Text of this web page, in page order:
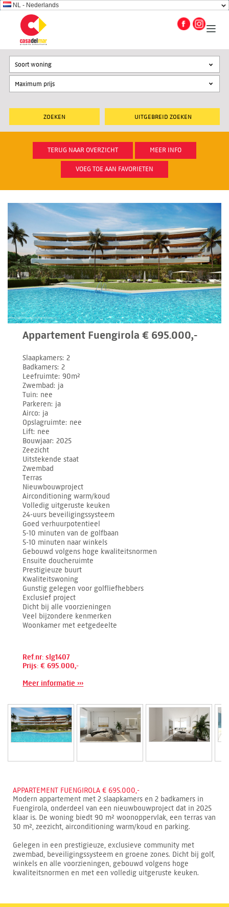
NL - Nederlands
UITGEBREID ZOEKEN
Soort woning
TERUG NAAR OVERZICHT MEER INFO
VOEG TOE AAN FAVORIETEN
Appartement Fuengirola € 695.000,-
Slaapkamers 2
Badkamers 2
Leefruimte 90m²
Zwembad ja
Tuin nee
Parkeren ja
Airco ja
Opslagruimte nee
Lift nee
Bouwjaar 2025
Zeezicht
Uitstekende staat
Zwembad
Terras
Nieuwbouwproject
Airconditioning warm/koud
Volledig uitgeruste keuken
24-uurs beveiligingssysteem
Goed verhuurpotentieel
5-10 minuten van de golfbaan
5-10 minuten naar winkels
Gebouwd volgens hoge kwaliteitsnormen
Ensuite doucheruimte
Prestigieuze buurt
Kwaliteitswoning
Gunstig gelegen voor golfliefhebbers
Exclusief project
Dicht bij alle voorzieningen
Veel bijzondere kenmerken
Woonkamer met eetgedeelte
Ref.nr: slg1407
Prijs: € 695.000,-
Meer informatie ›››
APPARTEMENT FUENGIROLA € 695.000,-
Modern appartement met 2 slaapkamers en 2 badkamers in
Fuengirola, onderdeel van een nieuwbouwproject dat in 2025
klaar is. De woning biedt 90 m² woonoppervlak, een terras van
30 m², zeezicht, airconditioning warm/koud en parking.
Gelegen in een prestigieuze, exclusieve community met
zwembad, beveiligingssysteem en groene zones. Dicht bij golf,
winkels en alle voorzieningen, gebouwd volgens hoge
kwaliteitsnormen en met een volledig uitgeruste keuken.